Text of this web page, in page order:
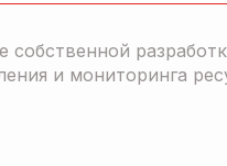
и мониторинга